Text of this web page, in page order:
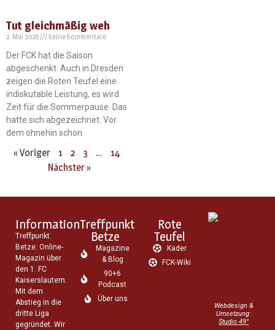
Tut gleichmäßig weh
2. Mai 2026 Keine Kommentare
Der FCK hat die Saison
abgeschenkt. Auch in Dresden
zeigen die Roten Teufel eine
indiskutable Leistung, es wird
Zeit für die Sommerpause. Das
hatte sich abgezeichnet. Vor
dem ohnehin schon
« Voriger 1 2 3 …
14
Nächster »
Information
Treffpunkt
Betze: Online-
Magazin über
den 1. FC
Kaiserslautern.
Mit dem
Abstieg in die
dritte Liga
gegründet. Wir
Treffpunkt
Betze
Magazine
& Blog
90+6
Podcast
Über uns
Rote
Teufel
Kader
FCK-Wiki
Webdesign &
Umsetzung:
Studio 49°